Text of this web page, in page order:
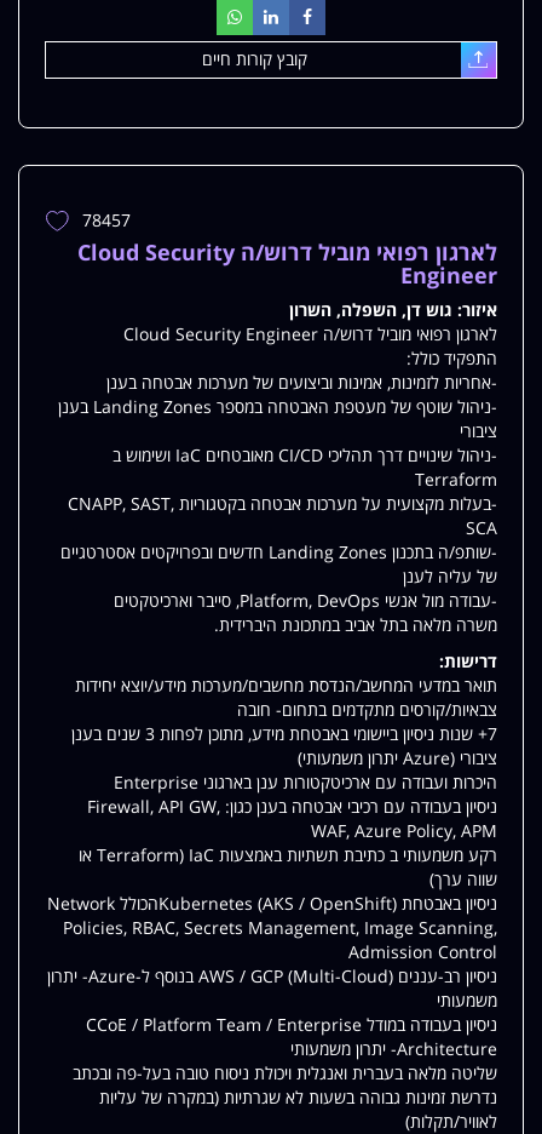
עלאת
קובץ קורות חיים
הוספת
78457
לארגון רפואי מוביל דרוש/ה Cloud Security
Engineer
איזור: גוש דן, השפלה, השרון
לארגון רפואי מוביל דרוש/ה Cloud Security Engineer
התפקיד כולל:
-אחריות לזמינות, אמינות וביצועים של מערכות אבטחה בענן
-ניהול שוטף של מעטפת האבטחה במספר Landing Zones בענן
ציבורי
-ניהול שינויים דרך תהליכי CI/CD מאובטחים IaC ושימוש ב
Terraform
-בעלות מקצועית על מערכות אבטחה בקטגוריות CNAPP, SAST,
SCA
-שותפ/ה בתכנון Landing Zones חדשים ובפרויקטים אסטרטגיים
של עליה לענן
-עבודה מול אנשי Platform, DevOps, סייבר וארכיטקטים
משרה מלאה בתל אביב במתכונת היברידית.
דרישות:
תואר במדעי המחשב/הנדסת מחשבים/מערכות מידע/יוצא יחידות
צבאיות/קורסים מתקדמים בתחום- חובה
7+ שנות ניסיון ביישומי באבטחת מידע, מתוכן לפחות 3 שנים בענן
ציבורי (Azure יתרון משמעותי)
היכרות ועבודה עם ארכיטקטורות ענן בארגוני Enterprise
ניסיון בעבודה עם רכיבי אבטחה בענן כגון: Firewall, API GW,
WAF, Azure Policy, APM
רקע משמעותי ב כתיבת תשתיות באמצעות IaC (Terraform או
שווה ערך)
ניסיון באבטחת Kubernetes (AKS / OpenShift)הכולל Network
Policies, RBAC, Secrets Management, Image Scanning,
Admission Control
ניסיון רב-עננים (Multi-Cloud) AWS / GCP בנוסף ל-Azure- יתרון
משמעותי
ניסיון בעבודה במודל CCoE / Platform Team / Enterprise
Architecture- יתרון משמעותי
שליטה מלאה בעברית ואנגלית ויכולת ניסוח טובה בעל-פה ובכתב
נדרשת זמינות גבוהה בשעות לא שגרתיות (במקרה של עליות
לאוויר/תקלות)